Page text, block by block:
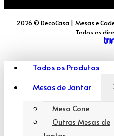
2026 © DecoCasa | Mesas e
Todos os
Todos os Produtos
Mesas de Jantar
Mesa Cone
Outras Mesas de